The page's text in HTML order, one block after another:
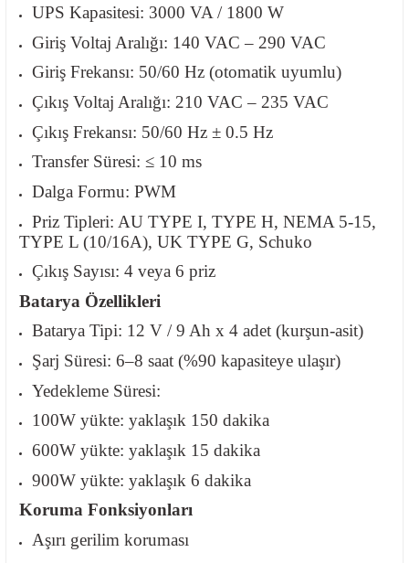
UPS Kapasitesi: 3000 VA / 1800 W
Giriş Voltaj Aralığı: 140 VAC – 290 VAC
Giriş Frekansı: 50/60 Hz (otomatik uyumlu)
Çıkış Voltaj Aralığı: 210 VAC – 235 VAC
Çıkış Frekansı: 50/60 Hz ± 0.5 Hz
Transfer Süresi: ≤ 10 ms
Dalga Formu: PWM
Priz Tipleri: AU TYPE I, TYPE H, NEMA 5-15,
TYPE L (10/16A), UK TYPE G, Schuko
Çıkış Sayısı: 4 veya 6 priz
Batarya Özellikleri
Batarya Tipi: 12 V / 9 Ah x 4 adet (kurşun-asit)
Şarj Süresi: 6–8 saat (%90 kapasiteye ulaşır)
Yedekleme Süresi:
100W yükte: yaklaşık 150 dakika
600W yükte: yaklaşık 15 dakika
900W yükte: yaklaşık 6 dakika
Koruma Fonksiyonları
Aşırı gerilim koruması